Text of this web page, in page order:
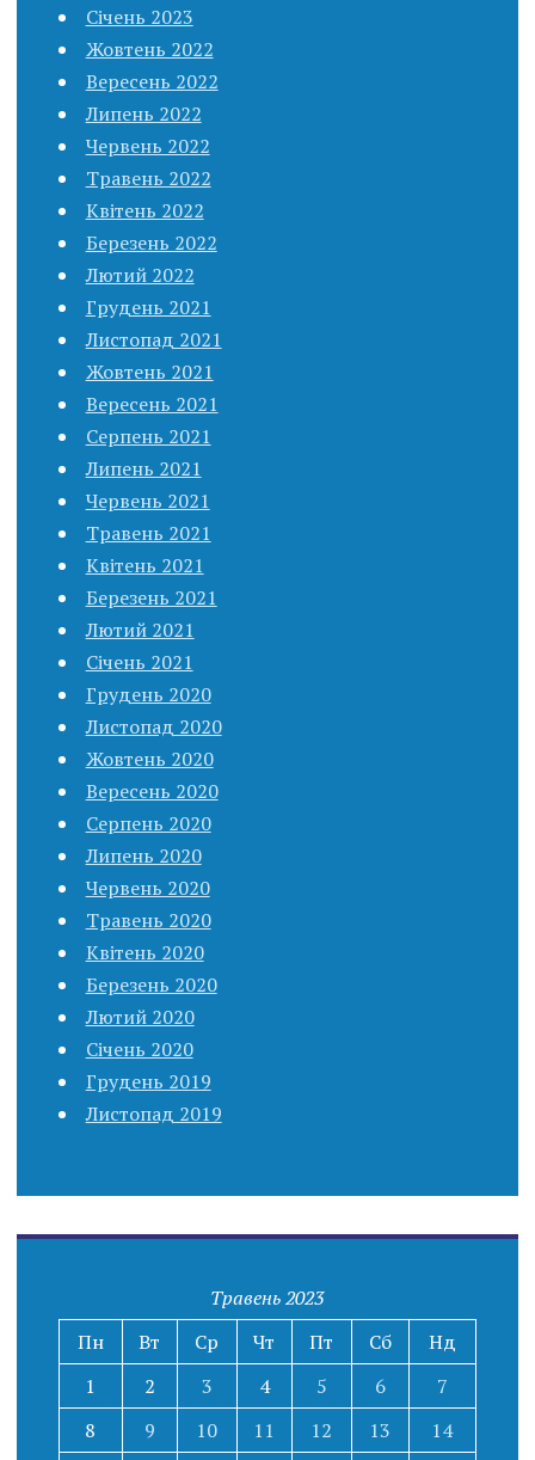
Січень 2023
Жовтень 2022
Вересень 2022
Липень 2022
Червень 2022
Травень 2022
Квітень 2022
Березень 2022
Лютий 2022
Грудень 2021
Листопад 2021
Жовтень 2021
Вересень 2021
Серпень 2021
Липень 2021
Червень 2021
Травень 2021
Квітень 2021
Березень 2021
Лютий 2021
Січень 2021
Грудень 2020
Листопад 2020
Жовтень 2020
Вересень 2020
Серпень 2020
Липень 2020
Червень 2020
Травень 2020
Квітень 2020
Березень 2020
Лютий 2020
Січень 2020
Грудень 2019
Листопад 2019
Травень 2023
Пн
Вт Ср Чт Пт Сб
Нд
1
2 3 4 5 6
7
8
9 10 11 12 13 14